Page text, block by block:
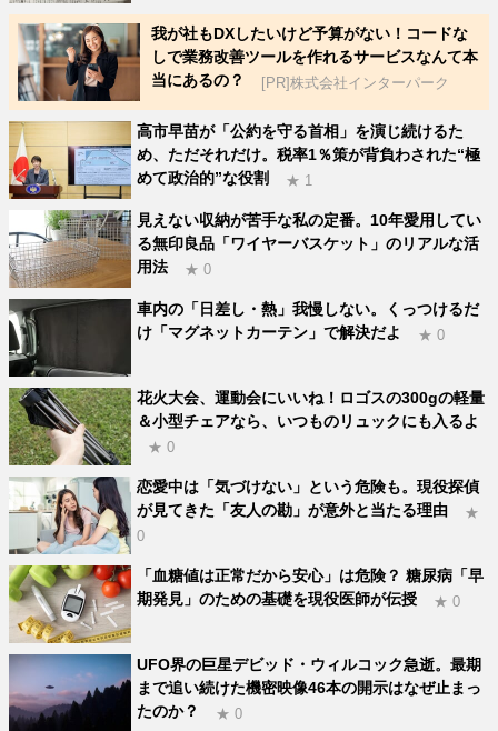
我が社もDXしたいけど予算がない！コードな
しで業務改善ツールを作れるサービスなんて本
当にあるの？
[PR]株式会社インターパーク
高市早苗が「公約を守る首相」を演じ続けるた
め、ただそれだけ。税率1％策が背負わされた“極
めて政治的”な役割
★ 1
見えない収納が苦手な私の定番。10年愛用してい
る無印良品「ワイヤーバスケット」のリアルな活
用法
★ 0
車内の「日差し・熱」我慢しない。くっつけるだ
け「マグネットカーテン」で解決だよ
★ 0
花火大会、運動会にいいね！ロゴスの300gの軽量
＆小型チェアなら、いつものリュックにも入るよ
★ 0
恋愛中は「気づけない」という危険も。現役探偵
が見てきた「友人の勘」が意外と当たる理由
★
0
「血糖値は正常だから安心」は危険？ 糖尿病「早
期発見」のための基礎を現役医師が伝授
★ 0
UFO界の巨星デビッド・ウィルコック急逝。最期
まで追い続けた機密映像46本の開示はなぜ止まっ
たのか？
★ 0